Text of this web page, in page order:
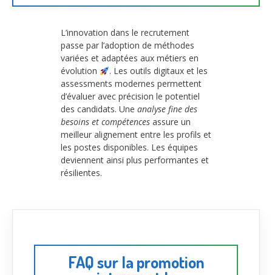
L’innovation dans le recrutement
passe par l’adoption de méthodes
variées et adaptées aux métiers en
évolution
. Les outils digitaux et les
assessments modernes permettent
d’évaluer avec précision le potentiel
des candidats. Une analyse fine des
besoins et compétences assure un
meilleur alignement entre les profils et
les postes disponibles. Les équipes
deviennent ainsi plus performantes et
résilientes.
FAQ sur la promotion